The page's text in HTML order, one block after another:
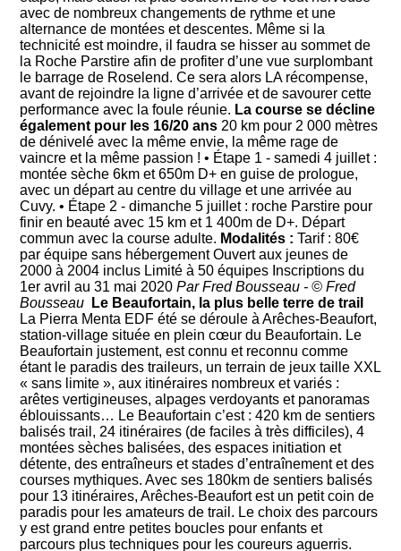
avec de nombreux changements de rythme et une
alternance de montées et descentes. Même si la
technicité est moindre, il faudra se hisser au sommet de
la Roche Parstire afin de profiter d’une vue surplombant
le barrage de Roselend. Ce sera alors LA récompense,
avant de rejoindre la ligne d’arrivée et de savourer cette
performance avec la foule réunie. La course se décline
également pour les 16/20 ans 20 km pour 2 000 mètres
de dénivelé avec la même envie, la même rage de
vaincre et la même passion ! • Étape 1 - samedi 4 juillet :
montée sèche 6km et 650m D+ en guise de prologue,
avec un départ au centre du village et une arrivée au
Cuvy. • Étape 2 - dimanche 5 juillet : roche Parstire pour
finir en beauté avec 15 km et 1 400m de D+. Départ
commun avec la course adulte. Modalités :Tarif : 80€
par équipe sans hébergement Ouvert aux jeunes de
2000 à 2004 inclus Limité à 50 équipes Inscriptions du
1er avril au 31 mai 2020Par Fred Bousseau - © Fred
Bousseau
Le Beaufortain, la plus belle terre de trail
La Pierra Menta EDF été se déroule à Arêches-Beaufort,
station-village située en plein cœur du Beaufortain. Le
Beaufortain justement, est connu et reconnu comme
étant le paradis des traileurs, un terrain de jeux taille XXL
« sans limite », aux itinéraires nombreux et variés :
arêtes vertigineuses, alpages verdoyants et panoramas
éblouissants… Le Beaufortain c’est : 420 km de sentiers
balisés trail, 24 itinéraires (de faciles à très difficiles), 4
montées sèches balisées, des espaces initiation et
détente, des entraîneurs et stades d’entraînement et des
courses mythiques. Avec ses 180km de sentiers balisés
pour 13 itinéraires, Arêches-Beaufort est un petit coin de
paradis pour les amateurs de trail. Le choix des parcours
y est grand entre petites boucles pour enfants et
parcours plus techniques pour les coureurs aguerris.